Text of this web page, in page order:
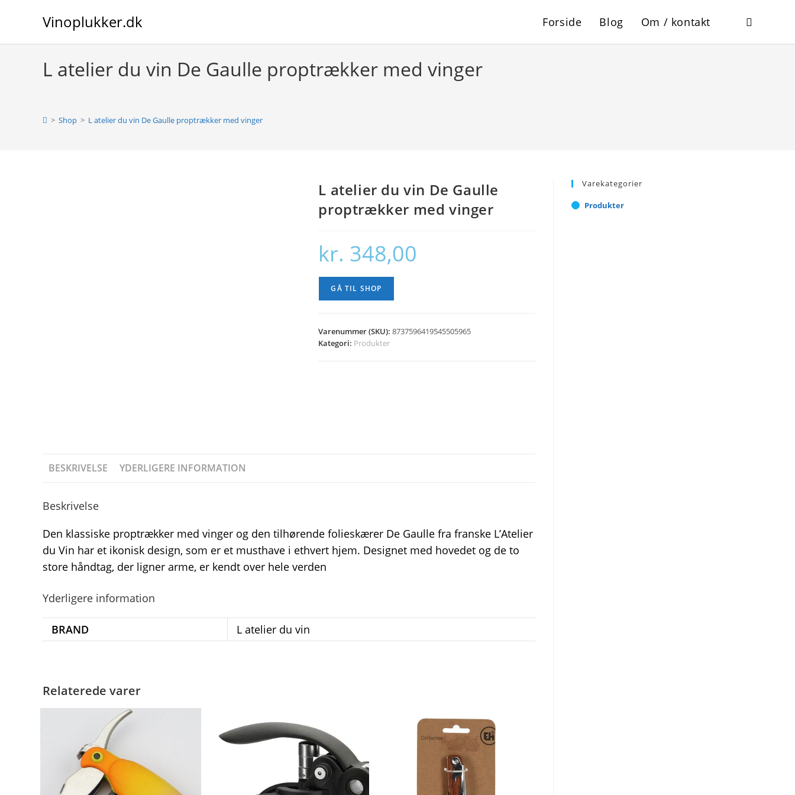
Vinoplukker.dk Forside Blog Om / kontakt Toggle
L atelier du vin De Gaulle proptrækker med vinger
> Shop > L atelier du vin De Gaulle proptrækker med vinger
L atelier du vin De Gaulle
proptrækker med vinger
kr. 348,00
GÅ TIL SHOP
Varenummer (SKU):8737596419545505965
Kategori: Produkter
BESKRIVELSE YDERLIGERE INFORMATION
Beskrivelse
Den klassiske proptrækker med vinger og den tilhørende folieskærer De Gaulle fra franske L’Atelier
du Vin har et ikonisk design, som er et musthave i ethvert hjem. Designet med hovedet og de to
store håndtag, der ligner arme, er kendt over hele verden
Yderligere information
BRAND L atelier du vin
Relaterede varer
Varekategorier
Produkter